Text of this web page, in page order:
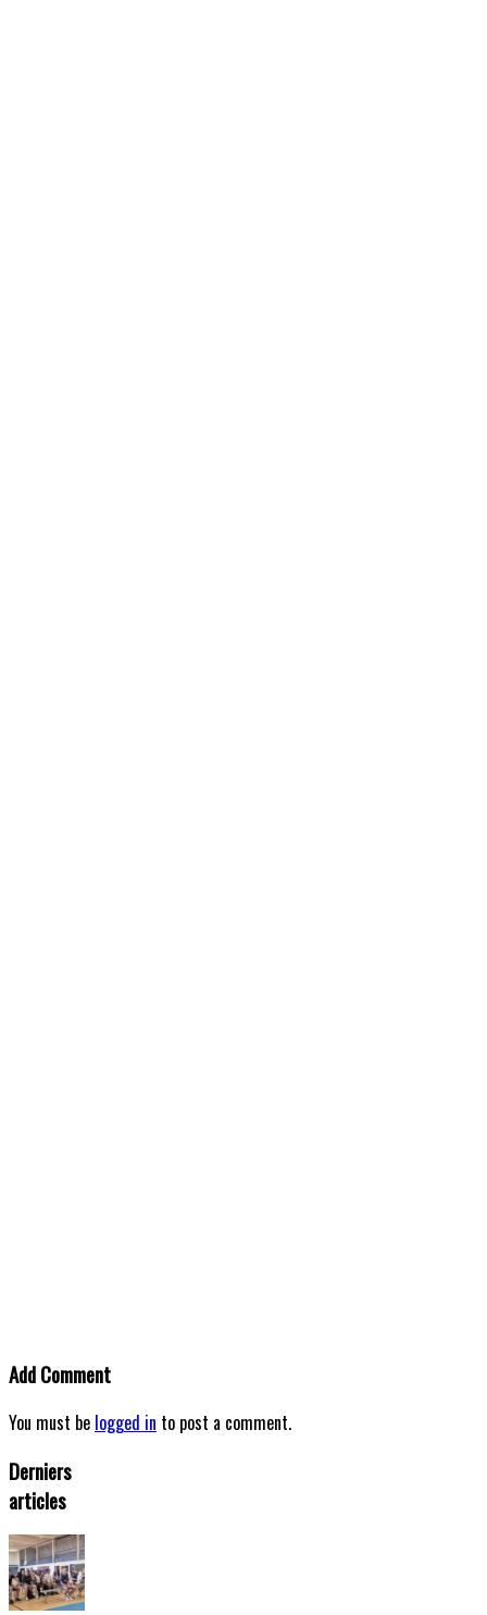
Add Comment
You must be logged in to post a comment.
Derniers
articles